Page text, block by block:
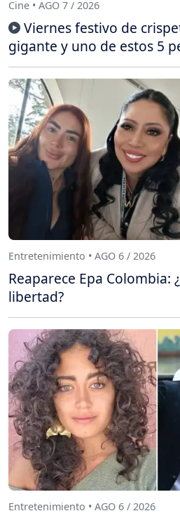
Cine • AGO 7 / 2026
Viernes festivo de
gigante y uno de estos 5
Entretenimiento • AGO 6 / 2026
Reaparece Epa Colombia:
libertad?
Entretenimiento • AGO 6 / 2026